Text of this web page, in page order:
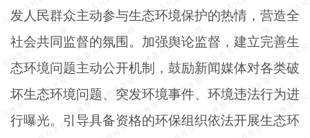
发人民群众主动参与生态环境保护的热情，营造全
社会共同监督的氛围。加强舆论监督，建立完善生
态环境问题主动公开机制，鼓励新闻媒体对各类破
坏生态环境问题、突发环境事件、环境违法行为进
行曝光。引导具备资格的环保组织依法开展生态环